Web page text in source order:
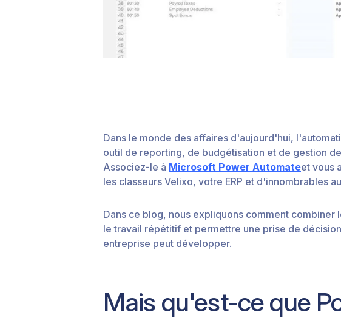
Dans le monde des affaires d'aujourd'hui,
outil de reporting, de budgétisation et de gestion
Associez-le à Microsoft Power Automateet vous
les classeurs Velixo, votre ERP et d'innombrables
Dans ce blog, nous expliquons comment
le travail répétitif et permettre une prise de
entreprise peut développer.
Mais qu'est-ce que